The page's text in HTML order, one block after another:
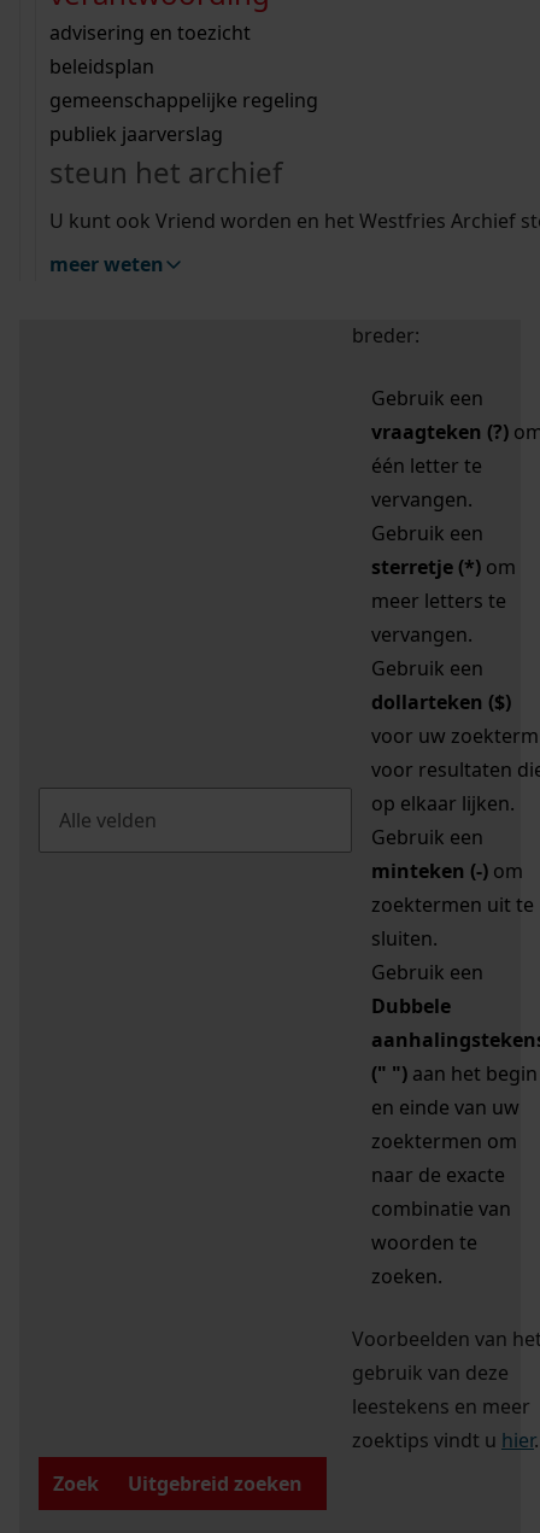
bouwvergunningen
omgevingsvergunningen
vergunningen
beeld en geluid
uitleg nodig?
Wij helpen u op weg met een aantal zoektips.
bekijk alle zoektips
Wij helpen u op weg met een aantal zoektips.
bekijk alle zoektips
bekijk ons geschiedenislokaal
advisering en toezicht
beleidsplan
gemeenschappelijke regeling
publiek jaarverslag
steun het archief
U kunt ook Vriend worden en het Westfries Archief
meer weten
zoektips
Mijn Studiezaal (inloggen)
uw zoekopdracht te
breder:
Gebruik een
vraagteken (?)
één letter te
vervangen.
Gebruik een
sterretje (*) om
meer letters te
vervangen.
Gebruik een
dollarteken ($)
voor uw zoekterm
voor resultaten
op elkaar lijken.
Gebruik een
minteken (-) om
zoektermen uit te
sluiten.
Gebruik een
Dubbele
(" ") aan het begin
en einde van uw
zoektermen om
naar de exacte
combinatie van
woorden te
zoeken.
Voorbeelden van
gebruik van deze
leestekens en meer
zoektips vindt u hier.
Zoek
Uitgebreid zoeken